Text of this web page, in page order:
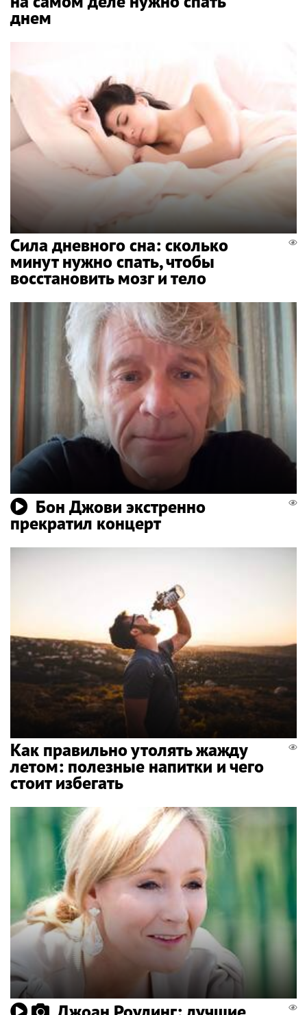
днем
Сила дневного сна: сколько
минут нужно спать, чтобы
восстановить мозг и тело
Бон Джови экстренно
прекратил концерт
Как правильно утолять жажду
летом: полезные напитки и чего
стоит избегать